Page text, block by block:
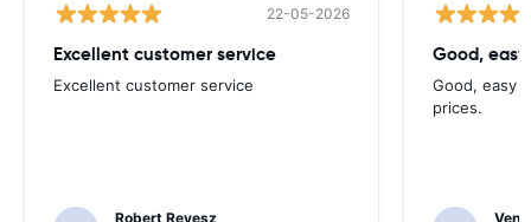
22-05-2026
Excellent customer service
Excellent customer service
Robert Revesz
Good,
Good, easy
prices.